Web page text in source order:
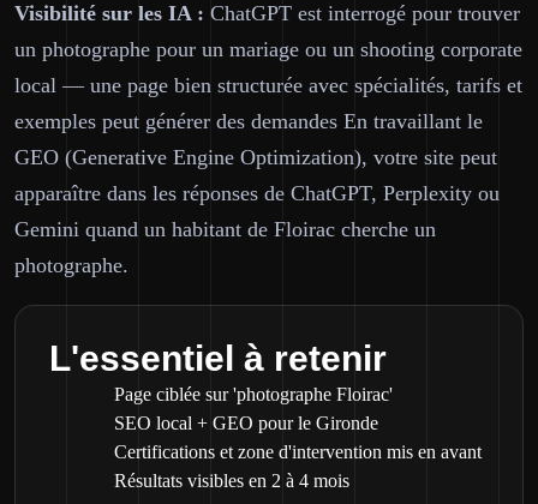
Visibilité sur les IA : ChatGPT est interrogé pour trouver
un photographe pour un mariage ou un shooting corporate
local — une page bien structurée avec spécialités, tarifs et
exemples peut générer des demandes En travaillant le
GEO (Generative Engine Optimization), votre site peut
apparaître dans les réponses de ChatGPT, Perplexity ou
Gemini quand un habitant de Floirac cherche un
photographe.
L'essentiel à retenir
Page ciblée sur 'photographe Floirac'
SEO local + GEO pour le Gironde
Certifications et zone d'intervention mis en avant
Résultats visibles en 2 à 4 mois